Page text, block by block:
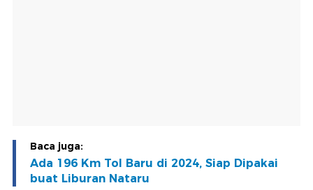
Baca juga:
Ada 196 Km Tol Baru di 2024, Siap Dipakai
buat Liburan Nataru